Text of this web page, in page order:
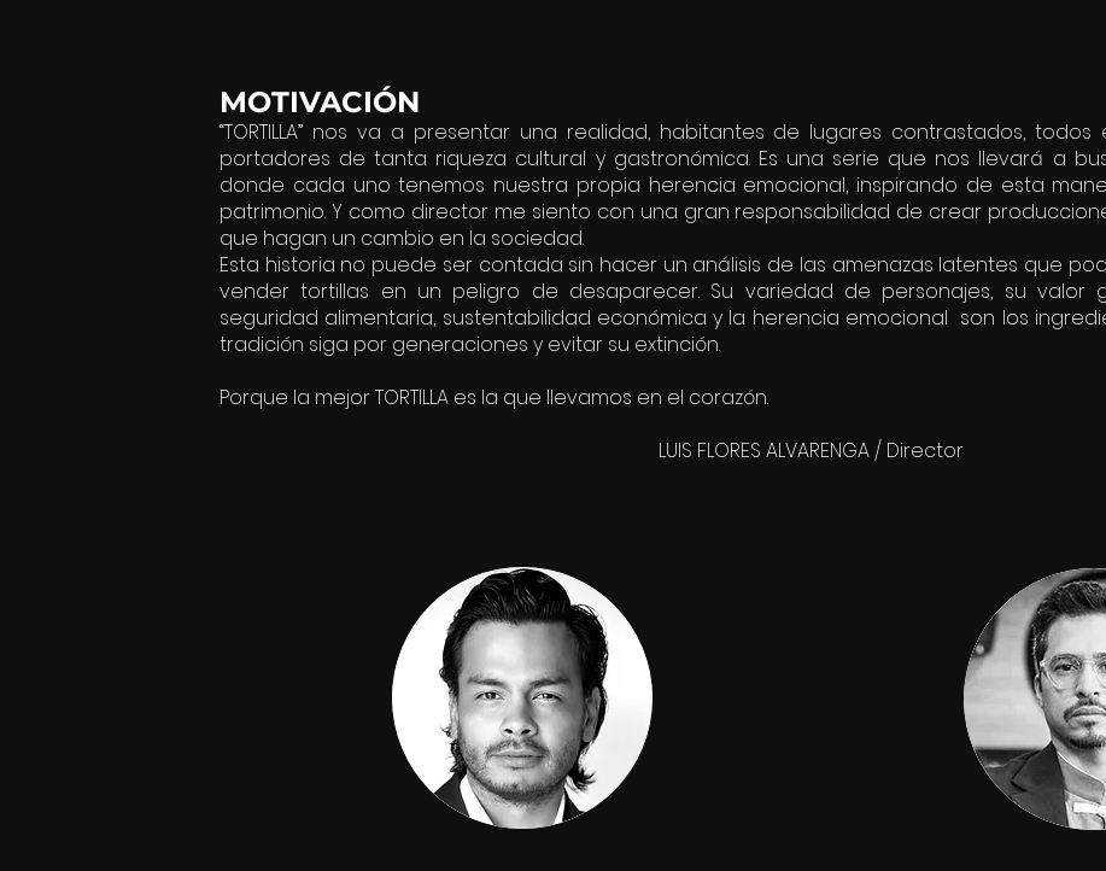
MOTIVACIÓN
“TORTILLA” nos va a presentar una realidad, habitantes de lugares contrastados,
portadores de tanta riqueza cultural y gastronómica. Es una serie que nos llevará a
donde cada uno tenemos nuestra propia herencia emocional, inspirando de esta
patrimonio. Y como director me siento con una gran responsabilidad de crear
que hagan un cambio en la sociedad.
Esta historia no puede ser contada sin hacer un análisis de las amenazas latentes que
vender tortillas en un peligro de desaparecer. Su variedad de personajes, su valor
seguridad alimentaria, sustentabilidad económica y la herencia emocional son los
tradición siga por generaciones y evitar su extinción.
Porque la mejor TORTILLA es la que llevamos en el corazón.
LUIS FLORES ALVARENGA / Director